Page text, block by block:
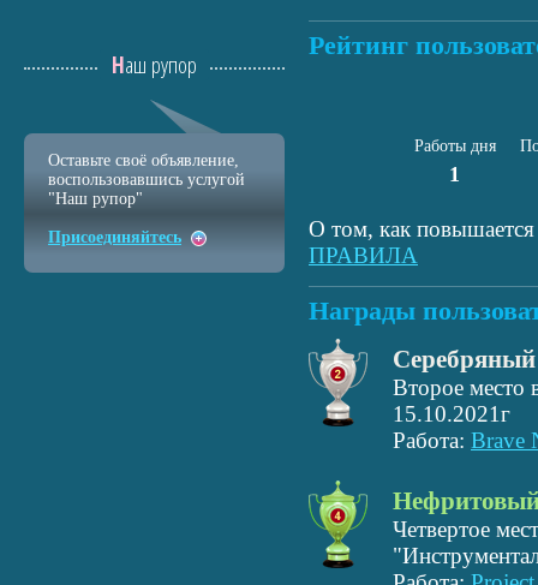
Рейтинг
Работы дня
1
О том, как повышается
ПРАВИЛА
Награды
Второе место
15.10.2021г
Работа: Brave
Четвертое
Наш рупор
Оставьте своё объявление,
воспользовавшись услугой
"Наш рупор"
Присоединяйтесь